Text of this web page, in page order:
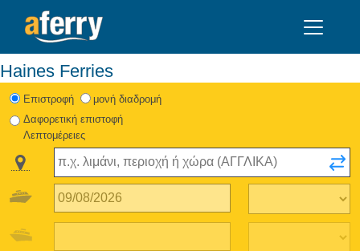
Haines Ferries
Eπιστροφή
μονή διαδρομή
Δαφορετική επιστοφή
Λεπτομέρειες